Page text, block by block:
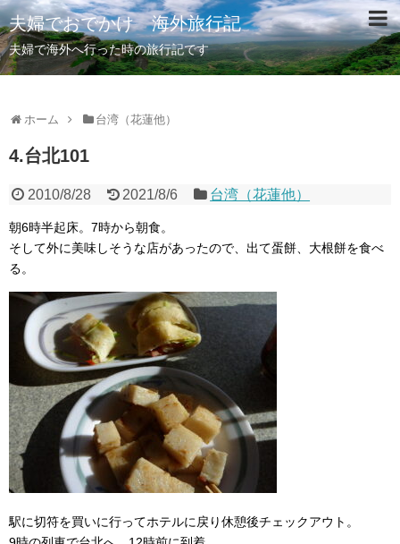
夫婦でおでかけ 海外旅行記
夫婦で海外へ行った時の旅行記です
ホーム 台湾（花蓮他）
4.台北101
2010/8/28 2021/8/6 台湾（花蓮他）
朝6時半起床。7時から朝食。
そして外に美味しそうな店があったので、出て蛋餅、大根餅を食べ
る。
駅に切符を買いに行ってホテルに戻り休憩後チェックアウト。